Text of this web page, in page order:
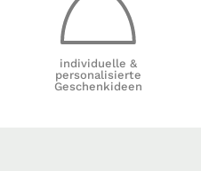
individuelle &
personalisierte
Geschenkideen